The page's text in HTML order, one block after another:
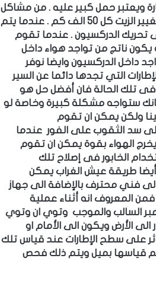
ويعتبر حمل كبير عليه . من مشاكل
كل 50 الف كم . عندما يتم
تحريك الدركسيون . عندما تقوم
ناتج من تواجد هواء داخل
داخل الدركسيون وايضا نوفر
التي تجدها دائما عن السير
تلك الحالة فان أفضل حل هو
ستواجه مشكلة كبيرة وخاصة لو
ولكن يمكن ان تقوم
سد الثقوب على الفور عندما
الهواء بقوة يمكن ان تقوم
الخابور فى إصلاح تلك
طريقة عيش الغراب يمكن
الى فني محترف بالإضافة الى جهاز
المعروف انه أثناء عملية
السالب والموجب وتوي ان وتوي
الى الأرض ويكون الى الأمام او
على سطح الإطارات عند قياس تلك
يتم قياسها بميل ويتم ذلك فحص